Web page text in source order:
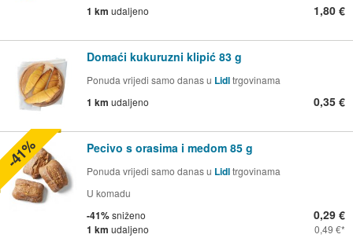
1 km udaljeno 1,80 €
Domaći kukuruzni klipić 83 g
Ponuda vrijedi samo danas u Lidltrgovinama
1 km udaljeno 0,35 €
Pecivo s orasima i medom 85 g
Ponuda vrijedi samo danas u Lidltrgovinama
U komadu
-41%sniženo
1 km udaljeno
0,29 €
0,49 €
-41%